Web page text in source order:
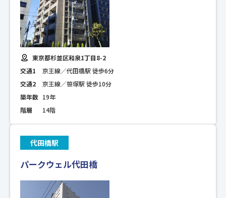
東京都杉並区和泉1丁目8-2
交通1
京王線／代田橋駅 徒歩6分
交通2
京王線／笹塚駅 徒歩10分
築年数 19年
階層
14階
代田橋駅
パークウェル代田橋